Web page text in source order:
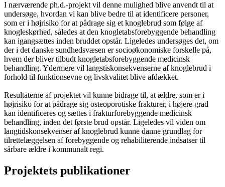
I nærværende ph.d.-projekt vil denne mulighed blive anvendt til at
undersøge, hvordan vi kan blive bedre til at identificere personer,
som er i højrisiko for at pådrage sig et knoglebrud som følge af
knogleskørhed, således at den knogletabsforebyggende behandling
kan igangsættes inden bruddet opstår. Ligeledes undersøges det, om
der i det danske sundhedsvæsen er socioøkonomiske forskelle på,
hvem der bliver tilbudt knogletabsforebyggende medicinsk
behandling. Ydermere vil langstiskonsekvenserne af knoglebrud i
forhold til funktionsevne og livskvalitet blive afdækket.
Resultaterne af projektet vil kunne bidrage til, at ældre, som er i
højrisiko for at pådrage sig osteoporotiske frakturer, i højere grad
kan identificeres og sættes i frakturforebyggende medicinsk
behandling, inden det første brud opstår. Ligeledes vil viden om
langtidskonsekvenser af knoglebrud kunne danne grundlag for
tilrettelæggelsen af forebyggende og rehabiliterende indsatser til
sårbare ældre i kommunalt regi.
Projektets publikationer